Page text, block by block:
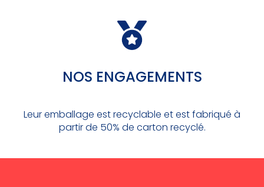
NOS ENGAGEMENTS
Leur emballage est recyclable et est fabriqué à
partir de 50% de carton recyclé.